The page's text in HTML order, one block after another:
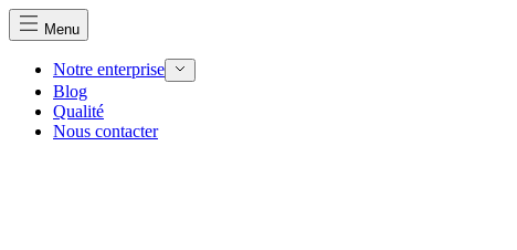
Menu
Notre enterprise
Blog
Qualité
Nous contacter